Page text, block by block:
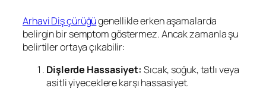
Arhavi Diş çürüğügenellikle erken aşamalarda
belirgin bir semptom göstermez. Ancak zamanla şu
belirtiler ortaya çıkabilir:
Dişlerde Hassasiyet: Sıcak, soğuk, tatlı veya
asitli yiyeceklere karşı hassasiyet.